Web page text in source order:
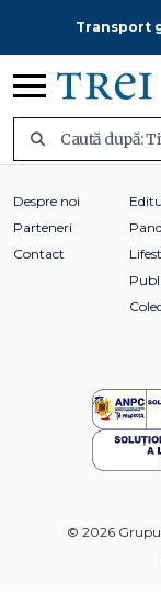
Transport
Despre noi
Parteneri
Contact
© 2026